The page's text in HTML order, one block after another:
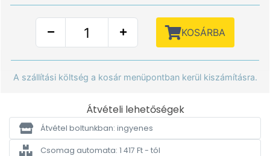
KOSÁRBA
A szállítási költség a kosár menüpontban kerül kiszámításra.
Átvételi lehetőségek
Átvétel boltunkban: ingyenes
Csomag automata: 1 417 Ft - tól